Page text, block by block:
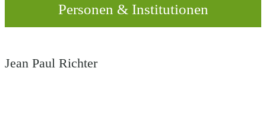
Personen & Institutionen
Jean Paul Richter